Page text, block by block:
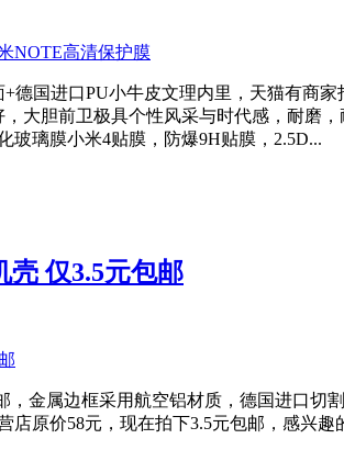
德国进口PU小牛皮文理内里，天猫有商
大胆前卫极具个性风采与时代感，耐磨
玻璃膜小米4贴膜，防爆9H贴膜，2.5D...
壳 仅3.5元包邮
，金属边框采用航空铝材质，德国进口
店原价58元，现在拍下3.5元包邮，感兴